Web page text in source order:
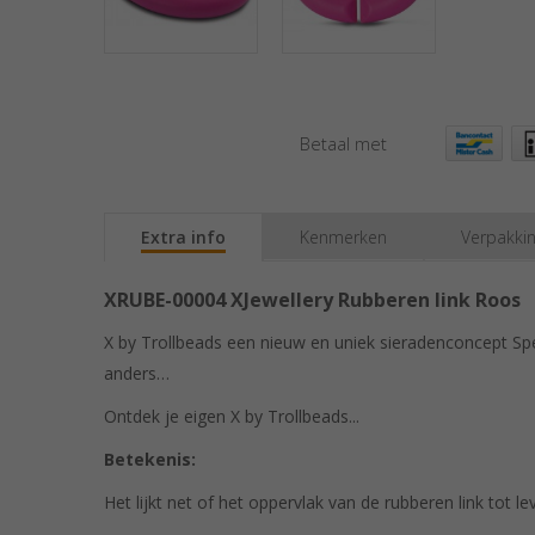
Betaal met
Extra info Kenmerken
XRUBE-00004 XJewellery Rubberen link Roos
X by Trollbeads een nieuw en uniek sieradenconcept
anders…
Ontdek je eigen X by Trollbeads...
Betekenis:
Het lijkt net of het oppervlak van de rubberen link tot